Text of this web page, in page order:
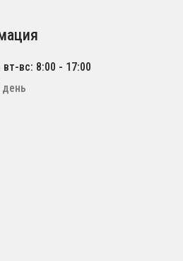
вт-вс: 8:00 - 17:00